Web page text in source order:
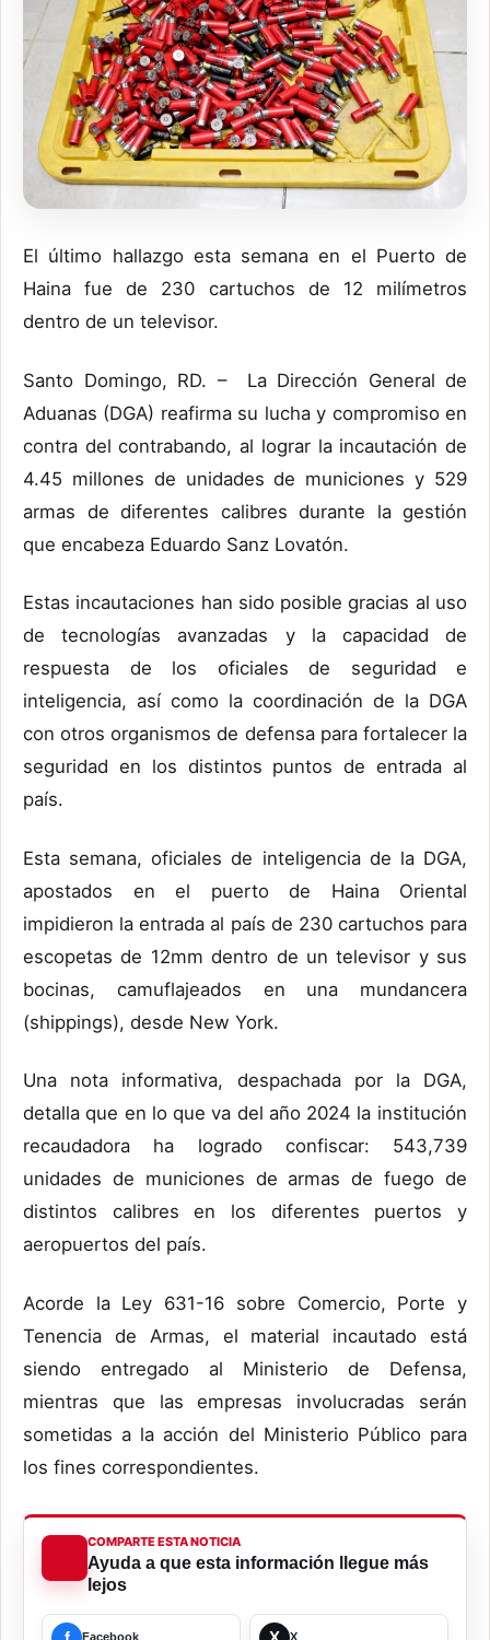
El último hallazgo esta semana en el Puerto de
Haina
fue de 230 cartuchos de 12 milímetros
dentro de un televisor.
Santo Domingo, RD. –
La Dirección General de
Aduanas (DGA) reafirmasu lucha y compromiso en
contra del contrabando,al lograr la incautación de
4.45 millones de unidades de municiones y 529
armas de diferentes calibres durante la gestión
que encabeza Eduardo Sanz Lovatón.
Estas incautaciones han sido posible gracias al uso
de tecnologías avanzadas y la capacidad de
respuesta de los oficiales de seguridad e
inteligencia, así como la coordinación de la DGA
con otros organismos de defensa para fortalecer la
seguridad en los distintos puntos de entrada al
país.
Esta semana, oficialesde inteligencia de la DGA,
apostados en el puerto de Haina Oriental
impidieron la entrada al país de 230 cartuchos para
escopetasde 12mmdentro de un televisor y sus
bocinas, camuflajeados en una mundancera
(shippings), desde New York.
Una nota informativa, despachada por la DGA,
detalla que en lo que va del año 2024 la institución
recaudadora ha logrado confiscar: 543,739
unidades de municiones de armas de fuego de
distintos calibres en los diferentes puertos y
aeropuertos del país.
Acorde la Ley 631-16 sobre Comercio, Porte y
Tenencia de Armas, el material incautado está
siendo entregado al Ministerio de Defensa,
mientras que las empresas involucradas serán
sometidas a la acción del Ministerio Público para
los fines correspondientes.
COMPARTE ESTA NOTICIA
Ayuda a que esta información llegue más
lejos
Facebook X